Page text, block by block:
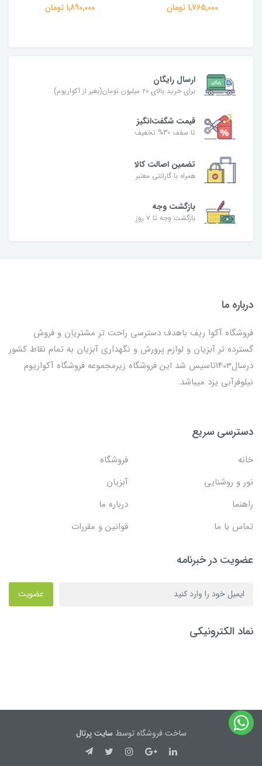
1,765,000 تومان 1,890,000 تومان
ارسال رایگان
برای خرید بالای ۲۰ میلیون تومان(بغیر از آکواریوم)
قیمت شگفت‌انگیز
تا سقف 30% تخفیف
تضمین اصالت کالا
همراه با گارانتی معتبر
بازگشت وجه
بازگشت وجه تا ۷ روز
درباره ما
فروشگاه آکوا ریف باهدف دسترسی راحت تر مشتریان و فروش
گسترده تر آبزیان و لوازم پرورش و نگهداری آبزیان به تمام نقاط کشور
درسال1403تاسیس شد این فروشگاه زیرمجموعه فروشگاه آکواریوم
نیلوفرآبی یزد میباشد.
دسترسی سریع
خانه
فروشگاه
نور و روشنایی
آبزیان
راهنما
درباره ما
تماس با ما
قوانین و مقررات
عضویت در خبرنامه
عضویت
نماد الکترونیکی
ساخت فروشگاه توسط سایت پرتال